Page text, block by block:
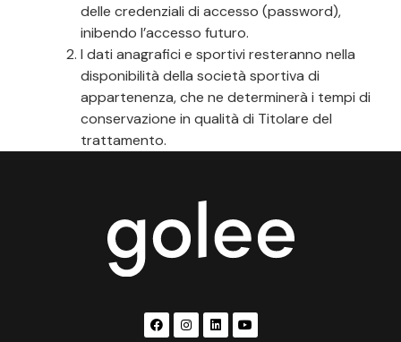
delle credenziali di accesso (password),
inibendo l’accesso futuro.
I dati anagrafici e sportivi resteranno nella
disponibilità della società sportiva di
appartenenza, che ne determinerà i tempi di
conservazione in qualità di Titolare del
trattamento.